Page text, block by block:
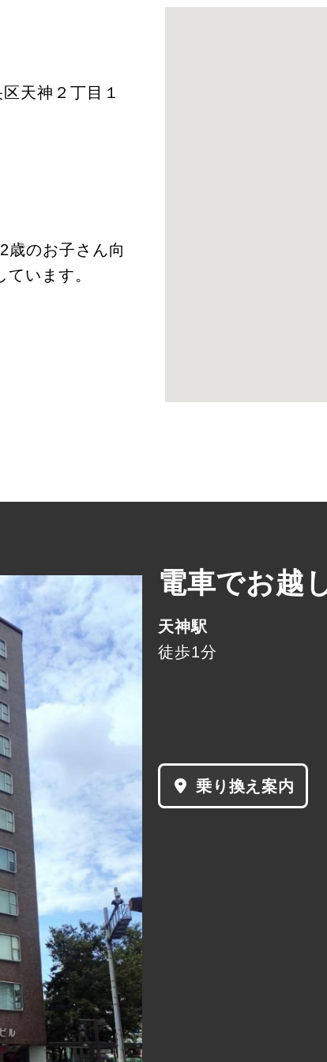
天神２丁目１
のお子さん向
います。
電車でお越
天神駅
徒歩1分
乗り換え案内